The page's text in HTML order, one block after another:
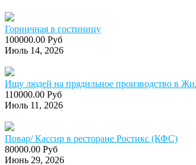
Горничная в гостиницу
100000.00 Руб
Июль 14, 2026
Ищу людей на прядильное производство в
110000.00 Руб
Июль 11, 2026
Повар/ Кассир в ресторане Ростикс (КФС)
80000.00 Руб
Июнь 29, 2026